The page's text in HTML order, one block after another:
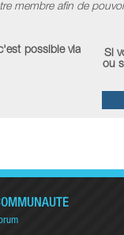
membre afin de
possible via
Si
ou